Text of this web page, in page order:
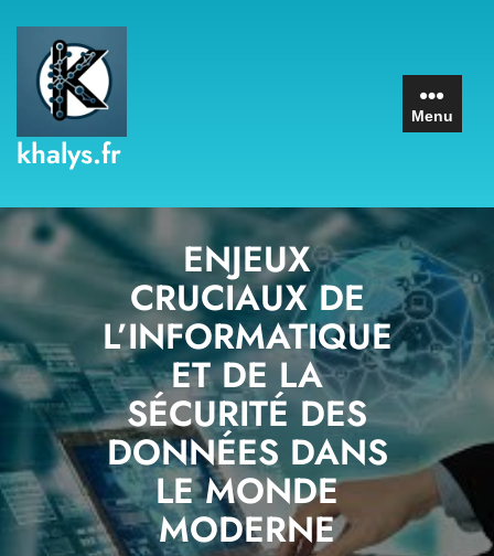
content
khalys.fr
Menu
ENJEUX
CRUCIAUX DE
L’INFORMATIQUE
ET DE LA
SÉCURITÉ DES
DONNÉES DANS
LE MONDE
MODERNE